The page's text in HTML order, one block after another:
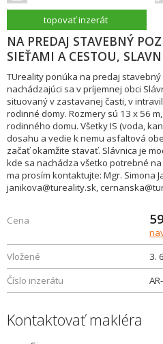
topovať inzerát
NA PREDAJ STAVEBNÝ
SIEŤAMI A CESTOU,
TUreality ponúka na predaj
nachádzajúci sa v príjemnej obci
situovaný v zastavanej časti, v
rodinné domy. Rozmery sú 13 x 56
rodinného domu. Všetky IS (voda,
dosahu a vedie k nemu asfaltová
začať okamžite stavať. Slávnica je
kde sa nachádza všetko potrebné
ma prosím kontaktujte: Mgr. Simona
janikova@tureality.sk,
Cena
Vložené
3.
Číslo inzerátu
Kontaktovať makléra